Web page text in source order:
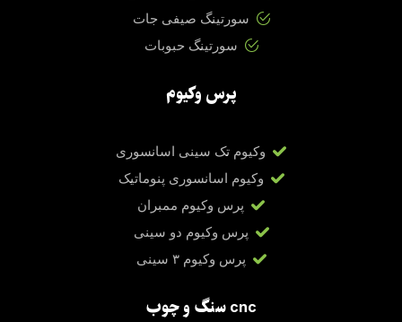
سورتینگ صیفی جات
سورتینگ حبوبات
پرس وکیوم
وکیوم تک سینی اسانسوری
وکیوم اسانسوری پنوماتیک
پرس وکیوم ممبران
پرس وکیوم دو سینی
پرس وکیوم ۳ سینی
cnc سنگ و چوب